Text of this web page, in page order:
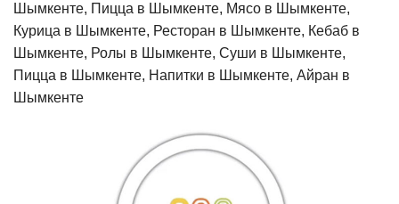
Шымкенте, Пицца в Шымкенте, Мясо в Шымкенте,
Курица в Шымкенте, Ресторан в Шымкенте, Кебаб в
Шымкенте, Ролы в Шымкенте, Суши в Шымкенте,
Пицца в Шымкенте, Напитки в Шымкенте, Айран в
Шымкенте